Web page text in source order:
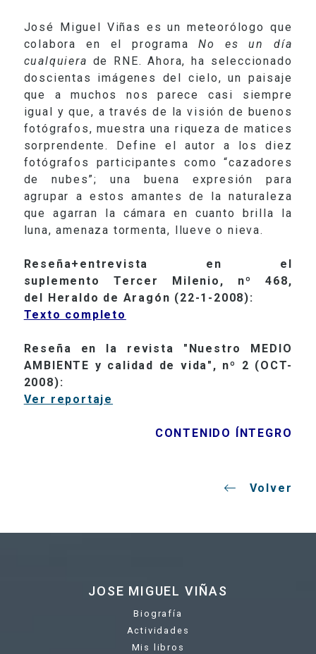
José Miguel Viñas es un meteorólogo que
colabora en el programaNo es un día
cualquiera de RNE. Ahora, ha seleccionado
doscientas imágenes del cielo, un paisaje
que a muchos nos parece casi siempre
igual y que, a través de la visión de buenos
fotógrafos, muestra una riqueza de matices
sorprendente. Define el autor a los diez
fotógrafos participantes como “cazadores
de nubes”; una buena expresión para
agrupar a estos amantes de la naturaleza
que agarran la cámara en cuanto brilla la
luna, amenaza tormenta, llueve o nieva.
Reseña+entrevista en el
suplemento Tercer Milenio, nº 468,
del Heraldo de Aragón (22-1-2008):
Texto completo
Reseña en la revista "Nuestro MEDIO
AMBIENTE y calidad de vida", nº 2 (OCT-
2008):
Ver reportaje
CONTENIDO ÍNTEGRO
Volver
JOSE MIGUEL VIÑAS
Biografía
Actividades
Mis libros